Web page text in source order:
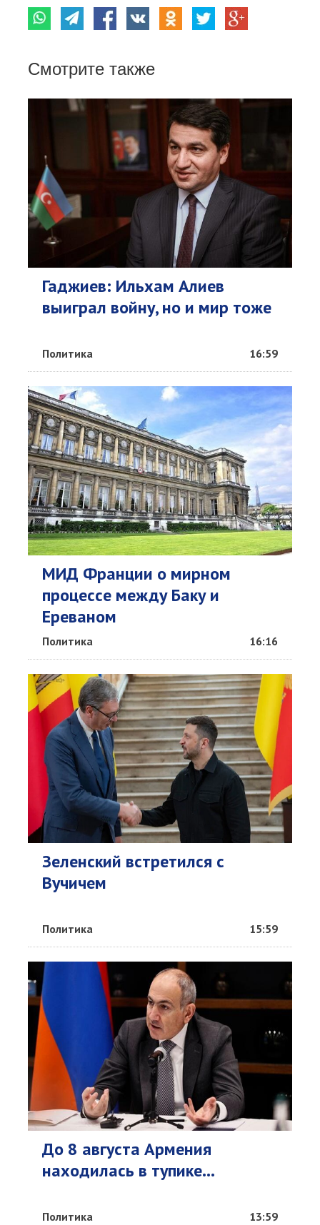
Смотрите также
Гаджиев: Ильхам Алиев
выиграл войну, но и мир тоже
Политика 16:59
МИД Франции о мирном
процессе между Баку и
Ереваном
Политика 16:16
Зеленский встретился с
Вучичем
Политика 15:59
До 8 августа Армения
находилась в тупике...
Политика 13:59